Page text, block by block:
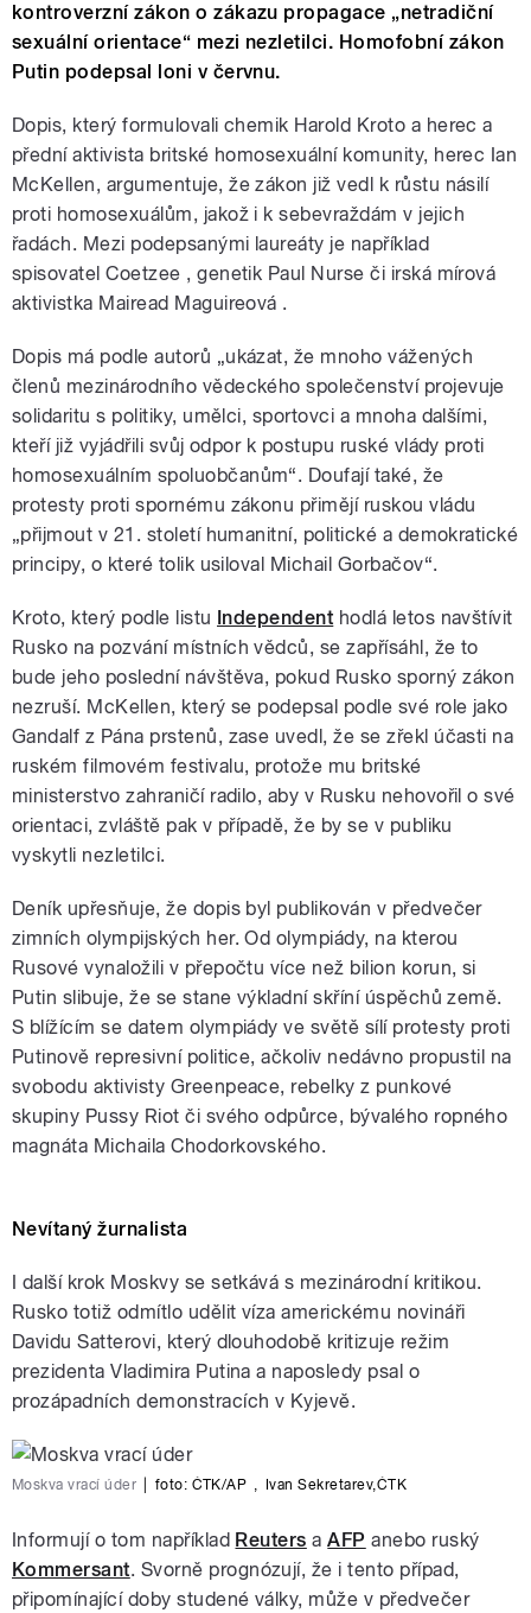
kontroverzní zákon o zákazu propagace „netradiční
sexuální orientace“ mezi nezletilci. Homofobní zákon
Putin podepsal loni v červnu.
Dopis, který formulovali chemik Harold Kroto a herec a
přední aktivista britské homosexuální komunity, herec Ian
McKellen, argumentuje, že zákon již vedl k růstu násilí
proti homosexuálům, jakož i k sebevraždám v jejich
řadách. Mezi podepsanými laureáty je například
spisovatel Coetzee , genetik Paul Nurse či irská mírová
aktivistka Mairead Maguireová .
Dopis má podle autorů „ukázat, že mnoho vážených
členů mezinárodního vědeckého společenství projevuje
solidaritu s politiky, umělci, sportovci a mnoha dalšími,
kteří již vyjádřili svůj odpor k postupu ruské vlády proti
homosexuálním spoluobčanům“. Doufají také, že
protesty proti spornému zákonu přimějí ruskou vládu
„přijmout v 21. století humanitní, politické a demokratické
principy, o které tolik usiloval Michail Gorbačov“.
Kroto, který podle listu Independent hodlá letos navštívit
Rusko na pozvání místních vědců, se zapřísáhl, že to
bude jeho poslední návštěva, pokud Rusko sporný zákon
nezruší. McKellen, který se podepsal podle své role jako
Gandalf z Pána prstenů, zase uvedl, že se zřekl účasti na
ruském filmovém festivalu, protože mu britské
ministerstvo zahraničí radilo, aby v Rusku nehovořil o své
orientaci, zvláště pak v případě, že by se v publiku
vyskytli nezletilci.
Deník upřesňuje, že dopis byl publikován v předvečer
zimních olympijských her. Od olympiády, na kterou
Rusové vynaložili v přepočtu více než bilion korun, si
Putin slibuje, že se stane výkladní skříní úspěchů země.
S blížícím se datem olympiády ve světě sílí protesty proti
Putinově represivní politice, ačkoliv nedávno propustil na
svobodu aktivisty Greenpeace, rebelky z punkové
skupiny Pussy Riot či svého odpůrce, bývalého ropného
magnáta Michaila Chodorkovského.
Nevítaný žurnalista
I další krok Moskvy se setkává s mezinárodní kritikou.
Rusko totiž odmítlo udělit víza americkému novináři
Davidu Satterovi, který dlouhodobě kritizuje režim
prezidenta Vladimira Putina a naposledy psal o
prozápadních demonstracích v Kyjevě.
Moskva vrací úder foto: ČTK/AP , Ivan Sekretarev,ČTK
Informují o tom například Reuters aAFP anebo ruský
Kommersant. Svorně prognózují, že i tento případ,
připomínající doby studené války, může v předvečer